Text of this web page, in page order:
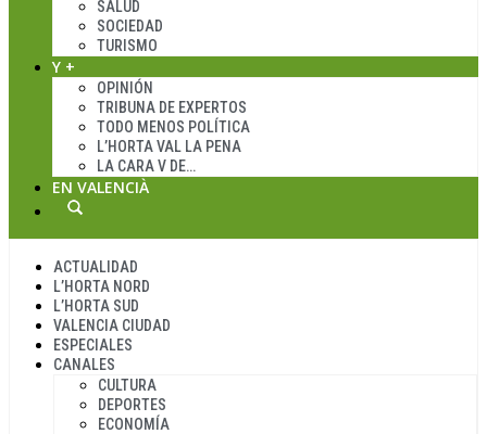
SALUD
SOCIEDAD
TURISMO
Y +
OPINIÓN
TRIBUNA DE EXPERTOS
TODO MENOS POLÍTICA
L’HORTA VAL LA PENA
LA CARA V DE…
EN VALENCIÀ
ACTUALIDAD
L’HORTA NORD
L’HORTA SUD
VALENCIA CIUDAD
ESPECIALES
CANALES
CULTURA
DEPORTES
ECONOMÍA